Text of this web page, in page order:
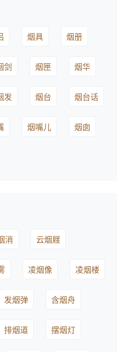
烟具 烟册
剑 烟匣 烟华
发 烟台 烟台话
烟嘴儿 烟囱
消 云烟屐
凌烟像 凌烟楼
发烟弹 含烟舟
排烟道 摆烟灯